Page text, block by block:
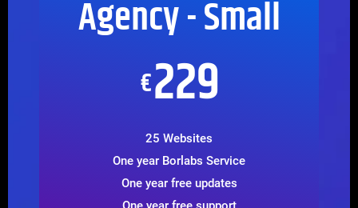
Agency - Small
€229
25 Websites
One year Borlabs Service
One year free updates